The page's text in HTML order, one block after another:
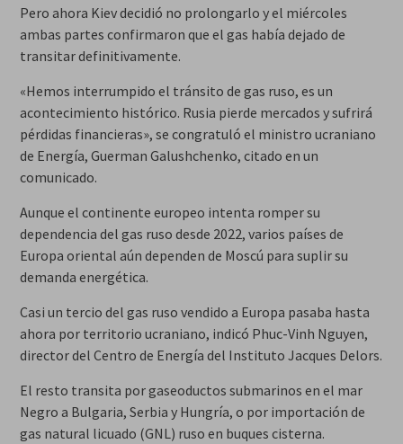
Pero ahora Kiev decidió no prolongarlo y el miércoles
ambas partes confirmaron que el gas había dejado de
transitar definitivamente.
«Hemos interrumpido el tránsito de gas ruso, es un
acontecimiento histórico. Rusia pierde mercados y sufrirá
pérdidas financieras», se congratuló el ministro ucraniano
de Energía, Guerman Galushchenko, citado en un
comunicado.
Aunque el continente europeo intenta romper su
dependencia del gas ruso desde 2022, varios países de
Europa oriental aún dependen de Moscú para suplir su
demanda energética.
Casi un tercio del gas ruso vendido a Europa pasaba hasta
ahora por territorio ucraniano, indicó Phuc-Vinh Nguyen,
director del Centro de Energía del Instituto Jacques Delors.
El resto transita por gaseoductos submarinos en el mar
Negro a Bulgaria, Serbia y Hungría, o por importación de
gas natural licuado (GNL) ruso en buques cisterna.